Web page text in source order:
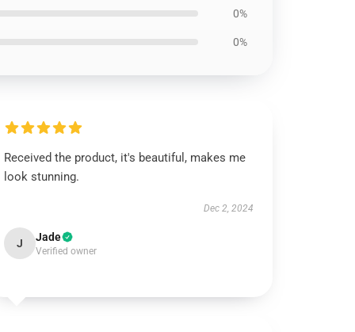
0%
0%
Received the product, it's beautiful, makes me
look stunning.
Dec 2, 2024
J Jade
Verified owner